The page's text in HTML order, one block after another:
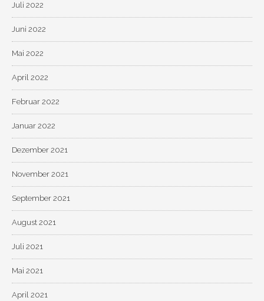
Juli 2022
Juni 2022
Mai 2022
April 2022
Februar 2022
Januar 2022
Dezember 2021
November 2021
September 2021
August 2021
Juli 2021
Mai 2021
April 2021